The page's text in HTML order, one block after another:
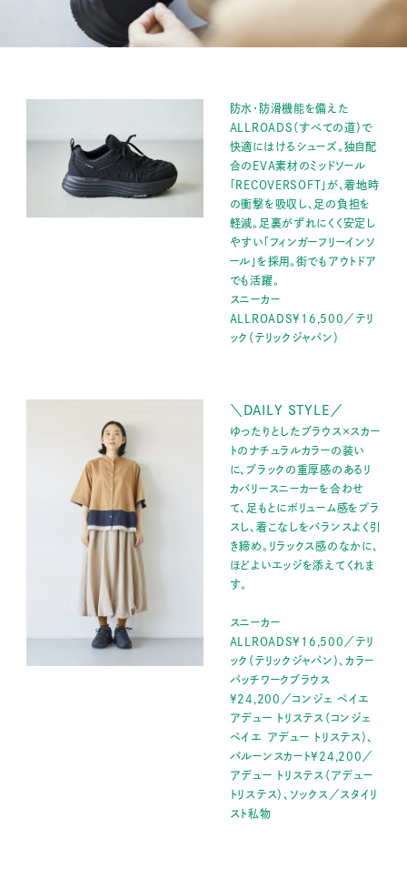
防水・防滑機能を備えた
ALLROADS（すべての道）で
快適にはけるシューズ。独自配
合のEVA素材のミッドソール
「RECOVERSOFT」が、着地時
の衝撃を吸収し、足の負担を
軽減。足裏がずれにくく安定し
やすい「フィンガーフリーインソ
ール」を採用。街でもアウトドア
でも活躍。
スニーカー
ALLROADS¥16,500／テリ
ック（テリックジャパン）
＼DAILY STYLE／
ゆったりとしたブラウス×スカー
トのナチュラルカラーの装い
に、ブラックの重厚感のあるリ
カバリースニーカーを合わせ
て、足もとにボリューム感をプラ
スし、着こなしをバランスよく引
き締め。リラックス感のなかに、
ほどよいエッジを添えてくれま
す。
スニーカー
ALLROADS¥16,500／テリ
ック（テリックジャパン）、カラー
パッチワークブラウス
¥24,200／コンジェ ペイエ
アデュー トリステス（コンジェ
ペイエ アデュー トリステス）、
バルーンスカート¥24,200／
アデュー トリステス（アデュー
トリステス）、ソックス／スタイリ
スト私物